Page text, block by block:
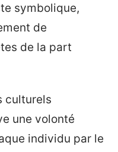
symbolique,
de
de la part
culturels
une volonté
individu par le